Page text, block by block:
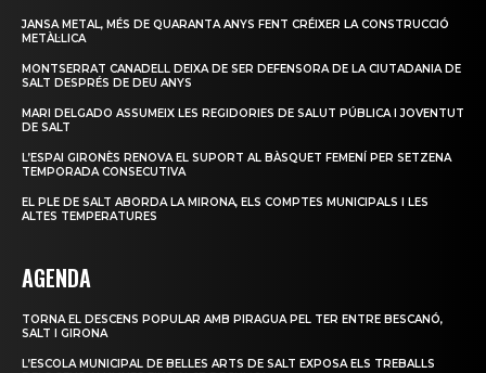
JANSA METAL, MÉS DE QUARANTA ANYS FENT CRÉIXER LA CONSTRUCCIÓ
METÀL·LICA
MONTSERRAT CANADELL DEIXA DE SER DEFENSORA DE LA CIUTADANIA DE
SALT DESPRÉS DE DEU ANYS
MARI DELGADO ASSUMEIX LES REGIDORIES DE SALUT PÚBLICA I JOVENTUT
DE SALT
L’ESPAI GIRONÈS RENOVA EL SUPORT AL BÀSQUET FEMENÍ PER SETZENA
TEMPORADA CONSECUTIVA
EL PLE DE SALT ABORDA LA MIRONA, ELS COMPTES MUNICIPALS I LES
ALTES TEMPERATURES
AGENDA
TORNA EL DESCENS POPULAR AMB PIRAGUA PEL TER ENTRE BESCANÓ,
SALT I GIRONA
L’ESCOLA MUNICIPAL DE BELLES ARTS DE SALT EXPOSA ELS TREBALLS